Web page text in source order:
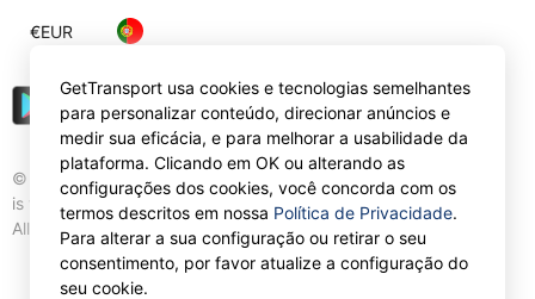
© Gettransport International Limited. GetTransport®
is trademark of Gettransport International Limited.
All rights reserved.
€EUR
GetTransport usa cookies e tecnologias semelhantes
para personalizar conteúdo, direcionar anúncios e
medir sua eficácia, e para melhorar a usabilidade da
plataforma. Clicando em OK ou alterando as
configurações dos cookies, você concorda com os
termos descritos em nossa Política de Privacidade.
Para alterar a sua configuração ou retirar o seu
consentimento, por favor atualize a configuração do
seu cookie.